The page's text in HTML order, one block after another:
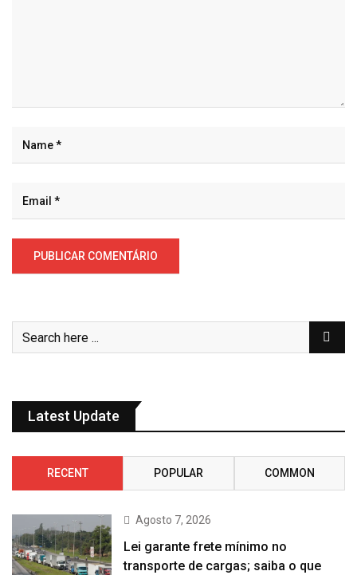
Latest Update
RECENT POPULAR COMMON
Agosto 7, 2026
Lei garante frete mínimo no
transporte de cargas; saiba o que